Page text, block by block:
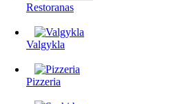
Restoranas
Valgykla
Pizzeria